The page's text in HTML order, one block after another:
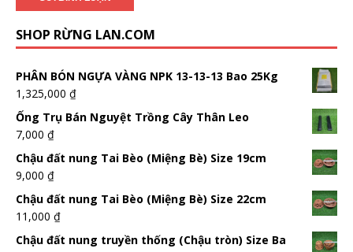
SHOP RỪNG LAN.COM
PHÂN BÓN NGỰA VÀNG NPK 13-13-13 Bao 25Kg
1,325,000 ₫
Ống Trụ Bán Nguyệt Trồng Cây Thân Leo
7,000 ₫
Chậu đất nung Tai Bèo (Miệng Bè) Size 19cm
9,000 ₫
Chậu đất nung Tai Bèo (Miệng Bè) Size 22cm
11,000 ₫
Chậu đất nung truyền thống (Chậu tròn) Size Ba